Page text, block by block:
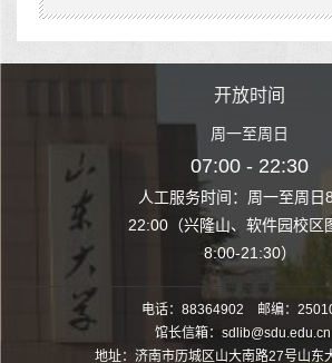
至周日8:00-
园校区图书馆
开放时间
周一至周日
07:00 - 22:30
人工服务时间：周一至周日
22:00（兴隆山、软件园校区
8:00-21:30）
电话：88364902 邮编：
馆长信箱：
地址：济南市历城区山大南路27号山